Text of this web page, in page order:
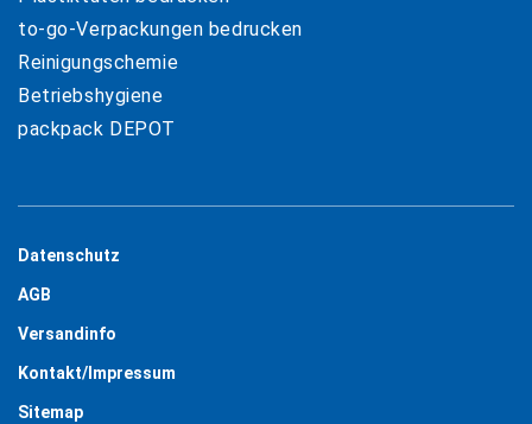
to-go-Verpackungen bedrucken
Reinigungschemie
Betriebshygiene
packpack DEPOT
Datenschutz
AGB
Versandinfo
Kontakt/Impressum
Sitemap